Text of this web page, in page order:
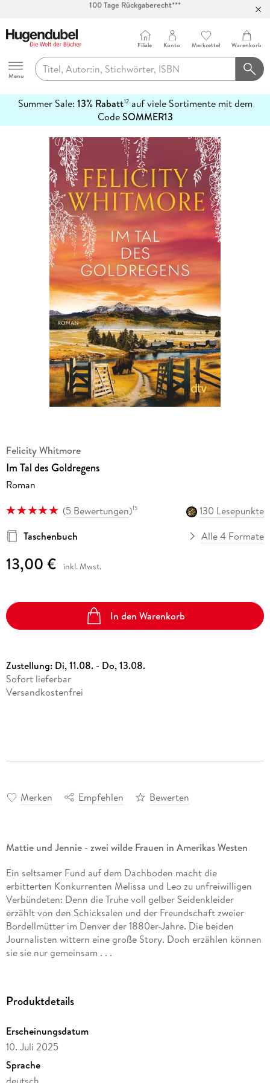
Abholung in über 100 Filialen
Hugendubel
Menu
Filiale Konto Merkzettel Warenkorb
Summer Sale: 13% Rabatt12auf viele Sortimente mit dem
CodeSOMMER13
erfahren
Felicity Whitmore
Im Tal des Goldregens
Roman
(5 Bewertungen)15
130 Lesepunkte
Taschenbuch
Alle 4 Formate
13,00 € inkl. Mwst.
In den Warenkorb
Zustellung: Di, 11.08. - Do, 13.08.
Sofort lieferbar
Versandkostenfrei
Merken Empfehlen Bewerten
Mattie und Jennie - zwei wilde Frauen in Amerikas Westen
Ein seltsamer Fund auf dem Dachboden macht die
erbitterten Konkurrenten Melissa und Leo zu unfreiwilligen
Verbündeten: Denn die Truhe voll gelber Seidenkleider
erzählt von den Schicksalen und der Freundschaft zweier
Bordellmütter im Denver der 1880er-Jahre. Die beiden
Journalisten wittern eine große Story. Doch erzählen können
sie sie nur gemeinsam . . .
ersten Mal trifft, ist sie tief beeindruckt von ihr. Jahre später
schließlich Verbündeten, die gefährlichen Männern
entgegentreten müssen, um sich und ihren Töchtern das
Leben zu retten.
Produktdetails
Erscheinungsdatum
10. Juli 2025
Sprache